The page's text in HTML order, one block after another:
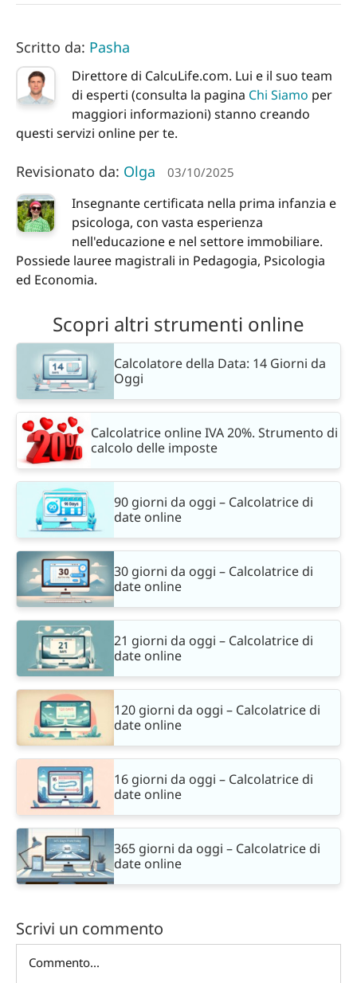
Scritto da: Pasha
Direttore di CalcuLife.com. Lui e il suo team
di esperti (consulta la pagina Chi Siamo per
maggiori informazioni) stanno creando
questi servizi online per te.
Revisionato da: Olga 03/10/2025
Insegnante certificata nella prima infanzia e
psicologa, con vasta esperienza
nell'educazione e nel settore immobiliare.
Possiede lauree magistrali in Pedagogia, Psicologia
ed Economia.
Scopri altri strumenti online
Calcolatore della Data: 14 Giorni da
Oggi
Calcolatrice online IVA 20%. Strumento di
calcolo delle imposte
90 giorni da oggi – Calcolatrice di
date online
30 giorni da oggi – Calcolatrice di
date online
21 giorni da oggi – Calcolatrice di
date online
120 giorni da oggi – Calcolatrice di
date online
16 giorni da oggi – Calcolatrice di
date online
365 giorni da oggi – Calcolatrice di
date online
Scrivi un commento